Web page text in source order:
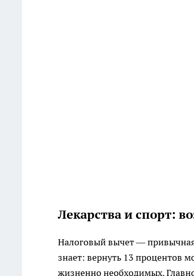
Лекарства и спорт:
Налоговый вычет —
знает: вернуть 13 процентов
жизненно необходимых.